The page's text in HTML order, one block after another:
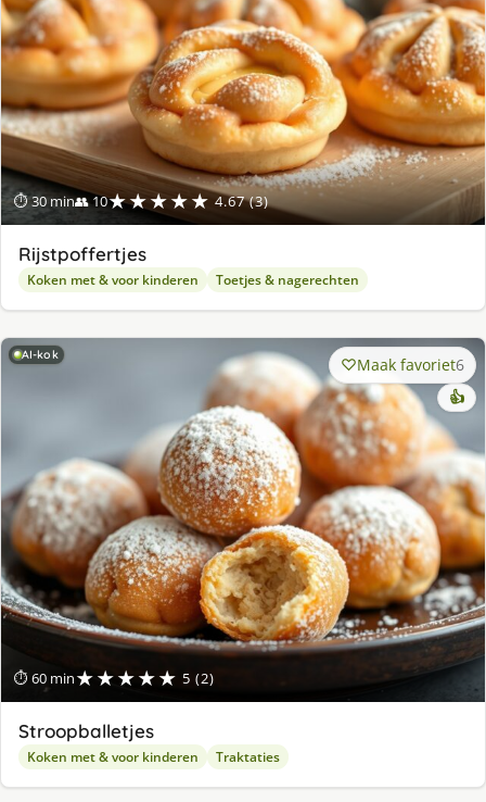
⏱ 30 min👥 10★★★★★ 4.67 (3)
Rijstpoffertjes
Koken met & voor kinderen Toetjes & nagerechten
AI-kok
⏱ 60 min★★★★★ 5 (2)
Maak favoriet6
👍
Stroopballetjes
Koken met & voor kinderen Traktaties